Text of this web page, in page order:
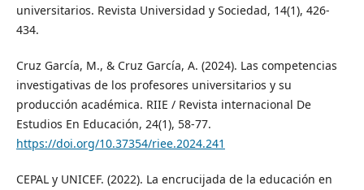
universitarios. Revista Universidad y Sociedad, 14(1), 426-
434.
Cruz García, M., & Cruz García, A. (2024). Las competencias
investigativas de los profesores universitarios y su
producción académica. RIIE / Revista internacional De
Estudios En Educación, 24(1), 58-77.
https://doi.org/10.37354/riee.2024.241
CEPAL y UNICEF. (2022). La encrucijada de la educación en